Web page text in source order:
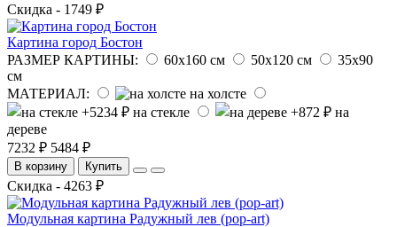
Скидка - 1749 ₽
Картина город Бостон
РАЗМЕР КАРТИНЫ:
60х160 см 50х120 см
35х90
см
МАТЕРИАЛ:
на холсте
на стекле
на
дереве
7232 ₽ 5484 ₽
В корзину Купить
Скидка - 4263 ₽
Модульная картина Радужный лев (pop-art)